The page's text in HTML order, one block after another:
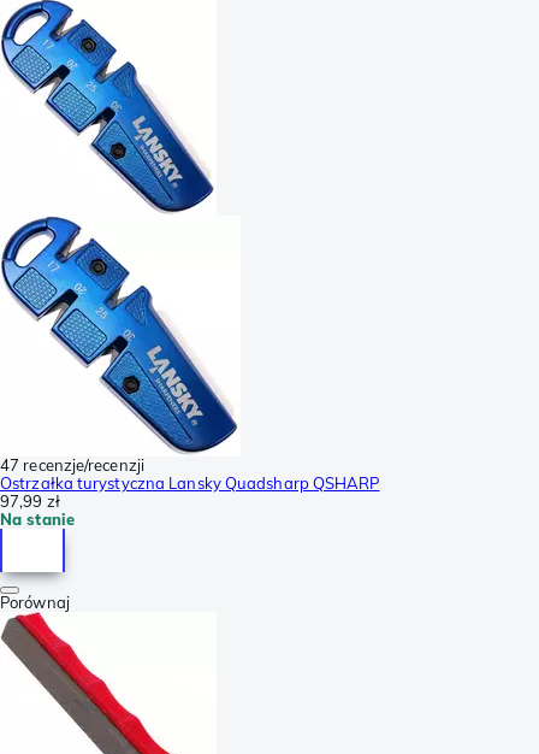
47 recenzje/recenzji
Ostrzałka turystyczna Lansky Quadsharp QSHARP
97,99 zł
Na stanie
Porównaj